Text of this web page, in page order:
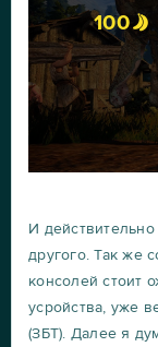
100
И
другого. Так же
консолей стоит
усройства, уже
(ЗБТ). Далее я